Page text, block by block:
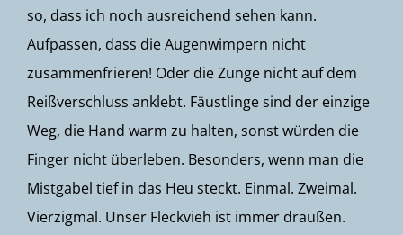
so, dass ich noch ausreichend sehen kann.
Aufpassen, dass die Augenwimpern nicht
zusammenfrieren! Oder die Zunge nicht auf dem
Reißverschluss anklebt. Fäustlinge sind der einzige
Weg, die Hand warm zu halten, sonst würden die
Finger nicht überleben. Besonders, wenn man die
Mistgabel tief in das Heu steckt. Einmal. Zweimal.
Vierzigmal. Unser Fleckvieh ist immer draußen.